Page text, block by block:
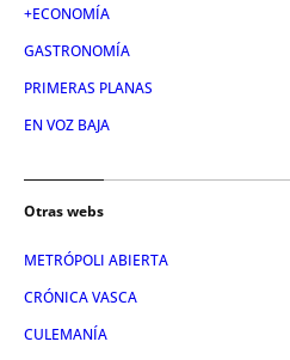
+ECONOMÍA
GASTRONOMÍA
PRIMERAS PLANAS
EN VOZ BAJA
Otras webs
METRÓPOLI ABIERTA
CRÓNICA VASCA
CULEMANÍA